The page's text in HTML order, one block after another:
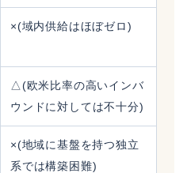
×(域内供給はほぼゼロ)
△(欧米比率の高いインバ
ウンドに対しては不十分)
×(地域に基盤を持つ独立
系では構築困難)